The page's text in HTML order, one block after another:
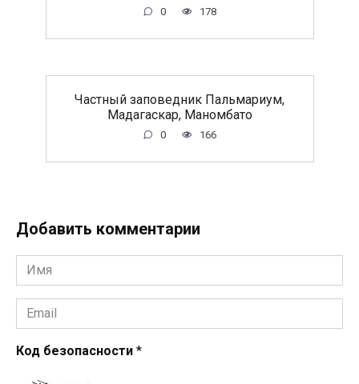
0 178
Частный заповедник Пальмариум,
Мадагаскар, Маномбато
0 166
Добавить комментарии
Имя
*
Email
*
Код безопасности *